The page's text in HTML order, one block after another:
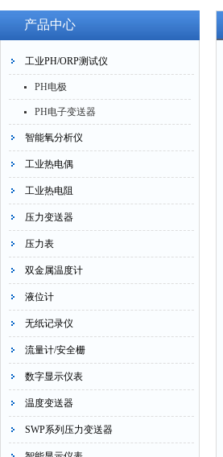
产品中心
工业PH/ORP测试仪
PH电极
PH电子变送器
智能氧分析仪
工业热电偶
工业热电阻
压力变送器
压力表
双金属温度计
液位计
无纸记录仪
流量计/安全栅
数字显示仪表
温度变送器
SWP系列压力变送器